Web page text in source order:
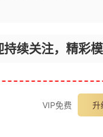
持续关注，精彩
VIP免费 升